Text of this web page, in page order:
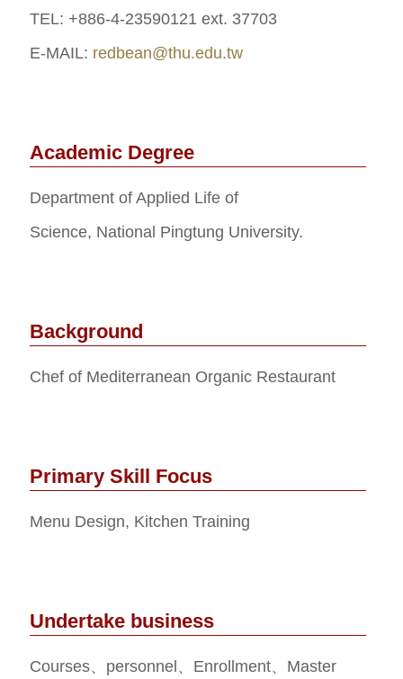
TEL: +886-4-23590121 ext. 37703
E-MAIL: redbean@thu.edu.tw
Academic Degree
Department of Applied Life of
Science, National Pingtung University.
Background
Chef of Mediterranean Organic Restaurant
Primary Skill Focus
Menu Design, Kitchen Training
Undertake business
Courses、personnel、Enrollment、Master